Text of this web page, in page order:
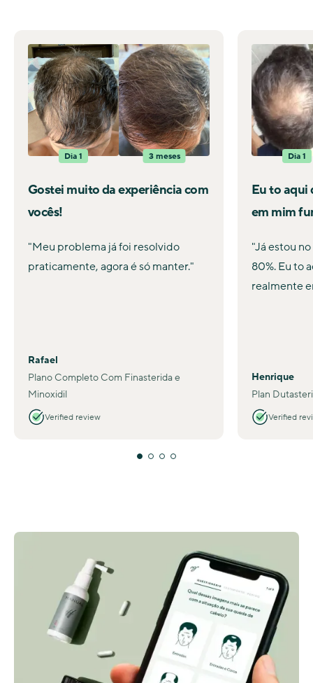
Dia 1 3 meses
Gostei muito da experiência com
vocês!
"Meu problema já foi resolvido
praticamente, agora é só manter."
Rafael
Plano Completo Com Finasterida e
Minoxidil
Verified review
Dia 1
Eu to aqui
em mim
"Já estou
80%. Eu to
realmente
Henrique
Plan
Verified